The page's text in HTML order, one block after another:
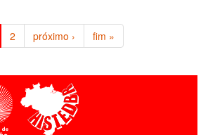
2 próximo › fim »